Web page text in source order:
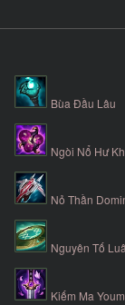
Bùa Đầu Lâu
Ngòi Nổ Hư
Nỏ Thần
Nguyên Tố
Kiếm Ma